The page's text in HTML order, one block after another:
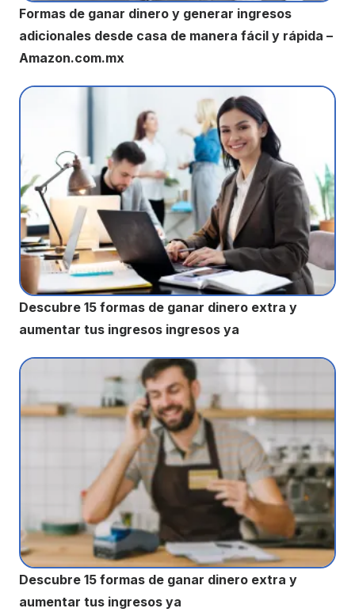
Formas de ganar dinero y generar ingresos
adicionales desde casa de manera fácil y rápida –
Amazon.com.mx
Descubre 15 formas de ganar dinero extra y
aumentar tus ingresos ingresos ya
Descubre 15 formas de ganar dinero extra y
aumentar tus ingresos ya